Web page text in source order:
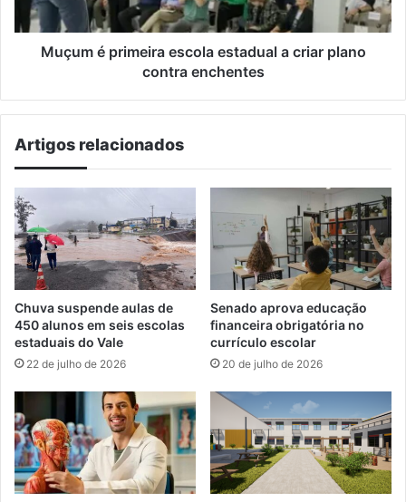
plano
contra
enchentes
Muçum é primeira escola estadual a criar plano
contra enchentes
Artigos relacionados
Chuva suspende aulas de
450 alunos em seis escolas
estaduais do Vale
22 de julho de 2026
Senado aprova educação
financeira obrigatória no
currículo escolar
20 de julho de 2026